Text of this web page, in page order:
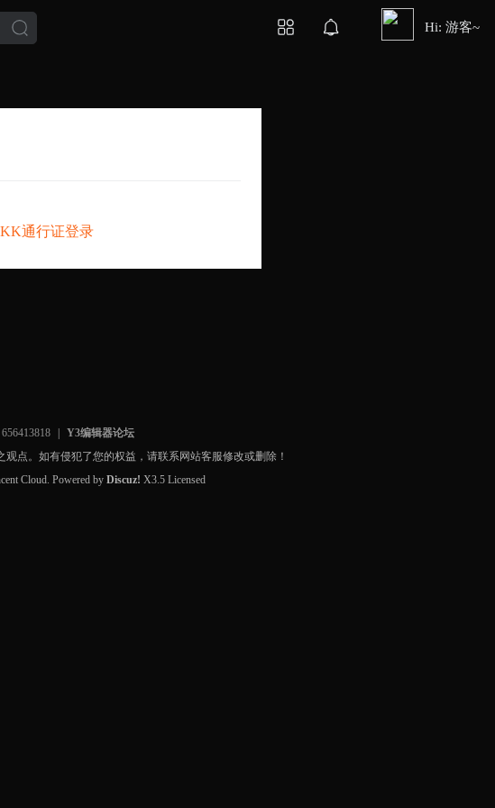
Hi: 游客~
KK通行证登录
Y3编辑器论坛
点。如有侵犯了您的权益，请联系网站客服修改或删除！
Cloud. Powered byDiscuz! X3.5 Licensed